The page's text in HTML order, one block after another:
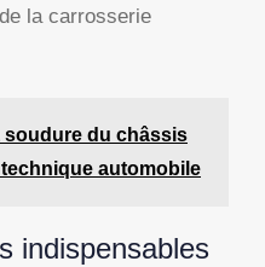
la carrosserie
soudure du châssis
automobile
indispensables